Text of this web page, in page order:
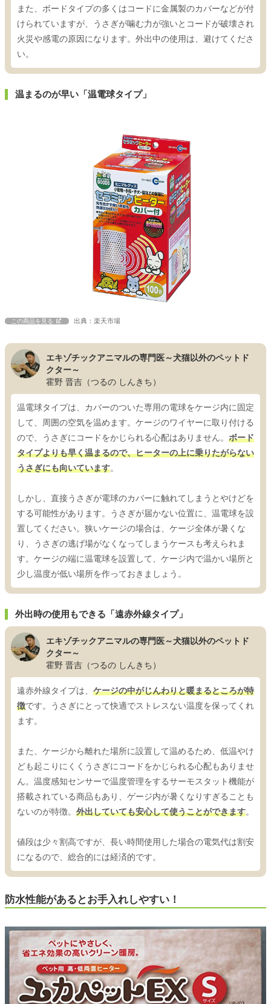
また、ボードタイプの多くはコードに金属製のカバーなどが付
けられていますが、うさぎが噛む力が強いとコードが破壊され
火災や感電の原因になります。外出中の使用は、避けてくださ
い。
温まるのが早い「温電球タイプ」
この商品を見る 出典：楽天市場
エキゾチックアニマルの専門医～犬猫以外のペットド
クター～
霍野 晋吉（つるの しんきち）
温電球タイプは、カバーのついた専用の電球をケージ内に固定
して、周囲の空気を温めます。ケージのワイヤーに取り付ける
ので、うさぎにコードをかじられる心配はありません。 ボード
タイプよりも早く温まるので、ヒーターの上に乗りたがらない
うさぎにも向いています。
しかし、直接うさぎが電球のカバーに触れてしまうとやけどを
する可能性があります。うさぎが届かない位置に、温電球を設
置してください。狭いケージの場合は、ケージ全体が暑くな
り、うさぎの逃げ場がなくなってしまうケースも考えられま
す。ケージの端に温電球を設置して、ケージ内で温かい場所と
少し温度が低い場所を作っておきましょう。
外出時の使用もできる「遠赤外線タイプ」
エキゾチックアニマルの専門医～犬猫以外のペットド
クター～
霍野 晋吉（つるの しんきち）
遠赤外線タイプは、 ケージの中がじんわりと暖まるところが特
徴です。うさぎにとって快適でストレスない温度を保ってくれ
ます。
また、ケージから離れた場所に設置して温めるため、低温やけ
ども起こりにくくうさぎにコードをかじられる心配もありませ
ん。温度感知センサーで温度管理をするサーモスタット機能が
搭載されている商品もあり、ゲージ内が暑くなりすぎることも
ないのが特徴。 外出していても安心して使うことができます。
値段は少々割高ですが、長い時間使用した場合の電気代は割安
になるので、総合的には経済的です。
防水性能があるとお手入れしやすい！